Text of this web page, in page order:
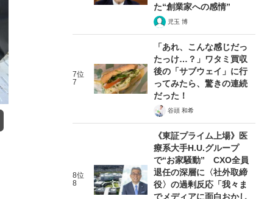
た“創業家への感情”
児玉 博
7位
7
「あれ、こんな感じだっ
たっけ…？」ワタミ買収
後の「サブウェイ」に行
ってみたら、驚きの連続
だった！
谷頭 和希
8位
8
《東証プライム上場》医
療系大手H.U.グループ
で“お家騒動” CXO全員
退任の深層に〈社外取締
役〉の過剰反応「我々ま
でメディアに面白おかし